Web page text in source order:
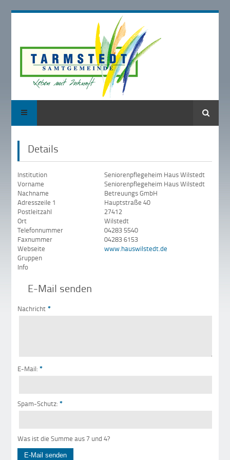
Suche
Details
Institution
Seniorenpflegeheim Haus Wilstedt
Vorname
Seniorenpflegeheim Haus Wilstedt
Nachname
Betreuungs GmbH
Adresszeile 1
Hauptstraße 40
Postleitzahl
27412
Ort
Wilstedt
Telefonnummer
04283 5540
Faxnummer
04283 6153
Webseite
www.hauswilstedt.de
Gruppen
Info
E-Mail senden
Nachricht *
E-Mail: *
Spam-Schutz: *
Was ist die Summe aus 7 und 4?